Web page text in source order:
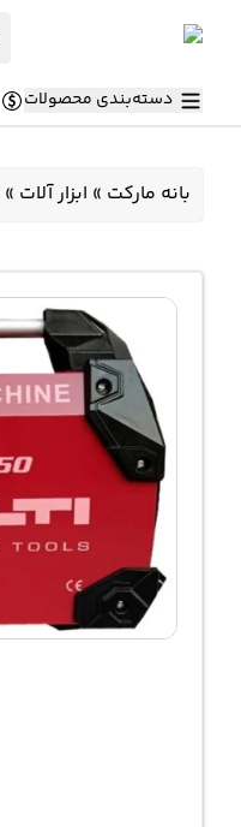
دسته‌بندی محصولات
بانه مارکت » ابزار آلات »